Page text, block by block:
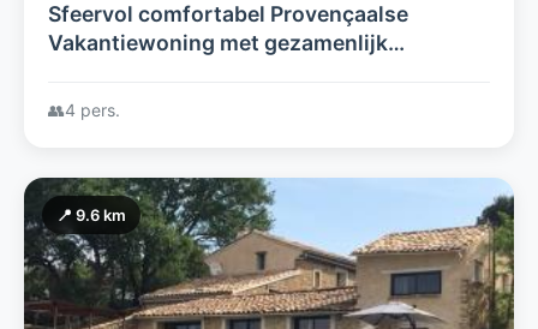
Sfeervol comfortabel Provençaalse
Vakantiewoning met gezamenlijk
👥4 pers.
📍 9.6 km